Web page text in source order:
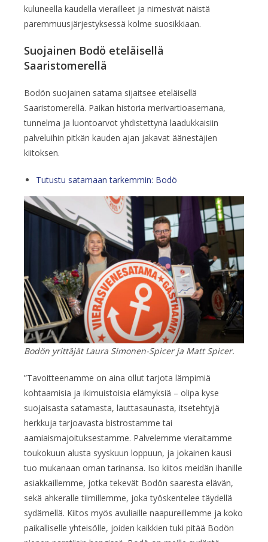
kuluneella kaudella vierailleet ja nimesivät näistä
paremmuusjärjestyksessä kolme suosikkiaan.
Suojainen Bodö eteläisellä
Saaristomerellä
Bodön suojainen satama sijaitsee eteläisellä
Saaristomerellä. Paikan historia merivartioasemana,
tunnelma ja luontoarvot yhdistettynä laadukkaisiin
palveluihin pitkän kauden ajan jakavat äänestäjien
kiitoksen.
Tutustu satamaan tarkemmin: Bodö
Bodön yrittäjät Laura Simonen-Spicer ja Matt Spicer.
”Tavoitteenamme on aina ollut tarjota lämpimiä
kohtaamisia ja ikimuistoisia elämyksiä – olipa kyse
suojaisasta satamasta, lauttasaunasta, itsetehtyjä
herkkuja tarjoavasta bistrostamme tai
aamiaismajoituksestamme. Palvelemme vieraitamme
toukokuun alusta syyskuun loppuun, ja jokainen kausi
tuo mukanaan oman tarinansa. Iso kiitos meidän ihanille
asiakkaillemme, jotka tekevät Bodön saaresta elävän,
sekä ahkeralle tiimillemme, joka työskentelee täydellä
sydämellä. Kiitos myös avuliaille naapureillemme ja koko
paikalliselle yhteisölle, joiden kaikkien tuki pitää Bodön